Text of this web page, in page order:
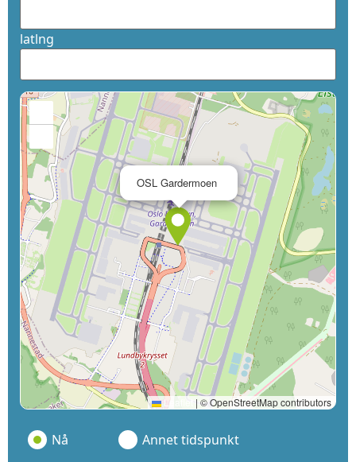
latlng
OSL Gardermoen
Leaflet | © OpenStreetMap contributors
Nå Annet tidspunkt